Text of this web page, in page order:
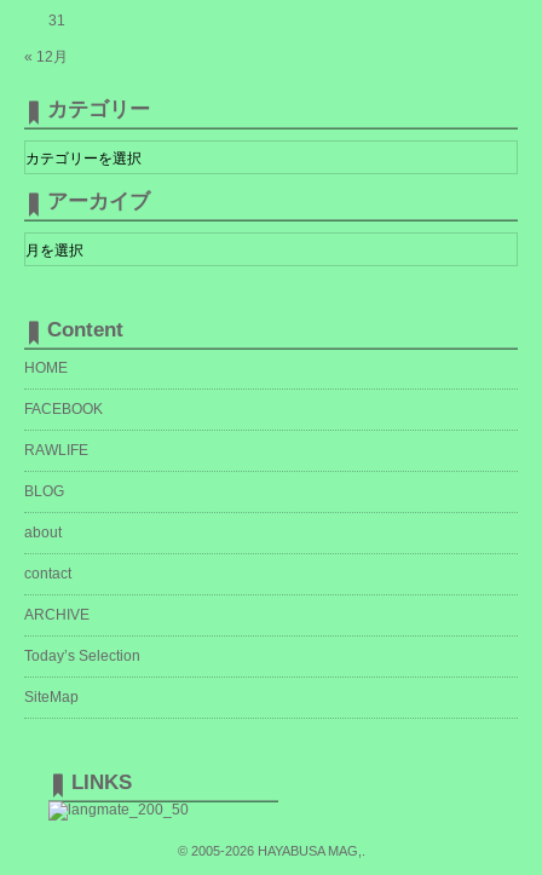
« 12月
31
カテゴリー
テ
ゴ
リ
ー
アーカイブ
ー
カ
Content
HOME
FACEBOOK
RAWLIFE
BLOG
about
contact
ARCHIVE
Today’s Selection
SiteMap
LINKS
© 2005-2026 HAYABUSA MAG,